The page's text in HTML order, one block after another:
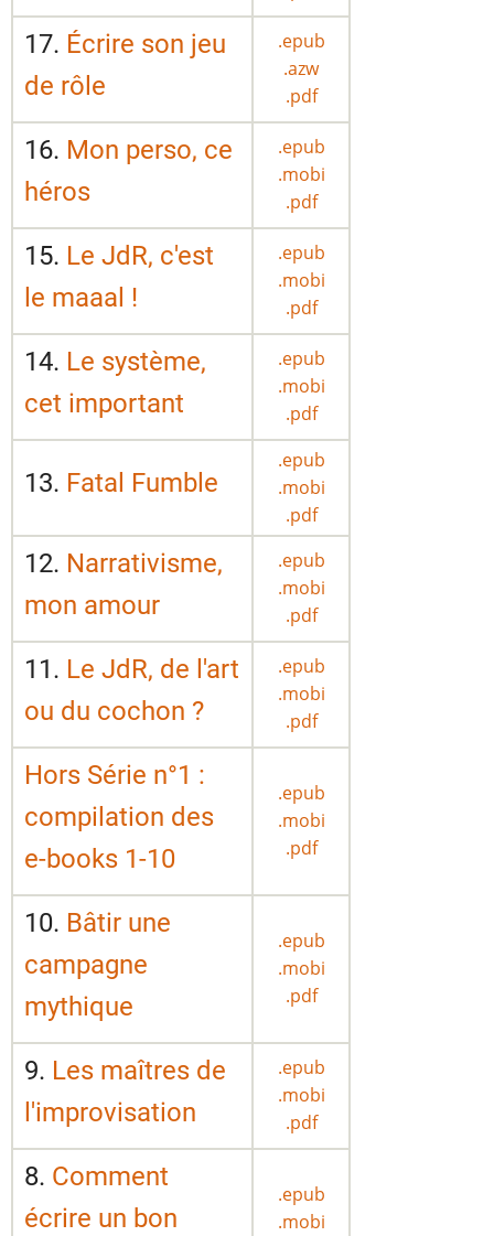
17. Écrire son jeu
de rôle
.epub
.azw
.pdf
16. Mon perso, ce
héros
.epub
.mobi
.pdf
15. Le JdR, c'est
le maaal !
.epub
.mobi
.pdf
14. Le système,
cet important
.epub
.mobi
.pdf
13. Fatal Fumble
.epub
.mobi
.pdf
12. Narrativisme,
mon amour
.epub
.mobi
.pdf
11. Le JdR, de l'art
ou du cochon ?
.epub
.mobi
.pdf
Hors Série n°1 :
compilation des
e-books 1-10
.epub
.mobi
.pdf
10. Bâtir une
campagne
mythique
.epub
.mobi
.pdf
9. Les maîtres de
l'improvisation
.epub
.mobi
.pdf
8. Comment
écrire un bon
.epub
.mobi